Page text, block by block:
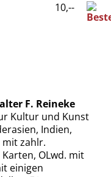
F. Reineke
Kultur und Kunst
Indien,
mit zahlr.
OLwd. mit
einigen
10,--